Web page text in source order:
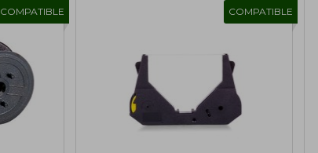
COMPATIBLE COMPATIBLE